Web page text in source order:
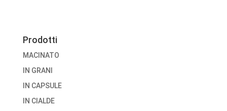
Prodotti
MACINATO
IN GRANI
IN CAPSULE
IN CIALDE